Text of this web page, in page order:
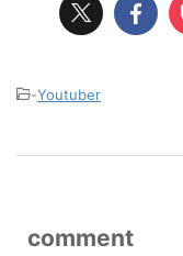
-Youtuber
comment